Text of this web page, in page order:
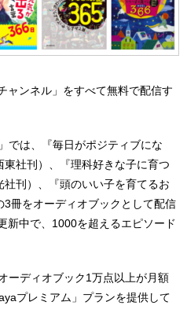
ャンネル」をすべて無料で配信す
では、『毎日がポジティブにな
社刊）、『理科好きな子に育つ
刊）、『頭のいい子を育てるお
冊をオーディオブックとして配信
新中で、1000を超えるエピソード
ーディオブック1万点以上が月額
プレミアム」プランを提供して